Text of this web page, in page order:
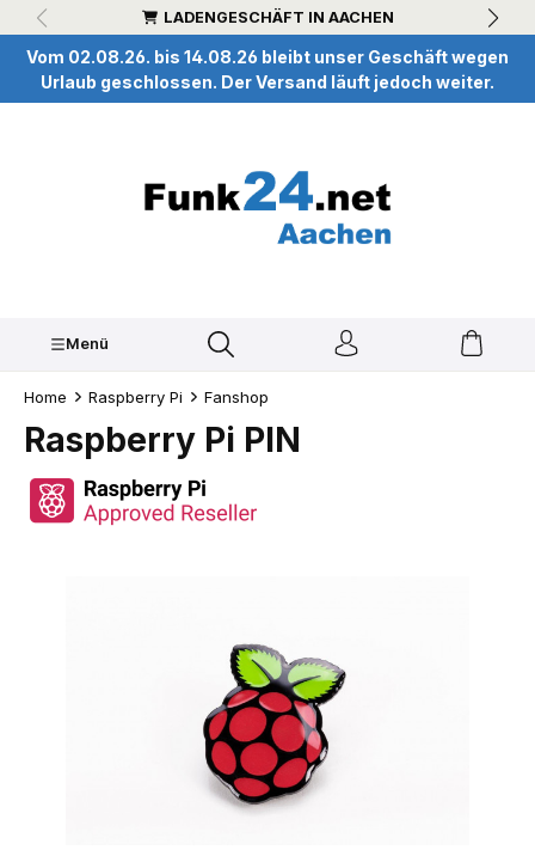
springen LADENGESCHÄFT IN AACHEN
Vom 02.08.26. bis 14.08.26 bleibt unser Geschäft wegen
Urlaub geschlossen. Der Versand läuft jedoch weiter.
Menü
Home Raspberry Pi Fanshop
Raspberry Pi PIN